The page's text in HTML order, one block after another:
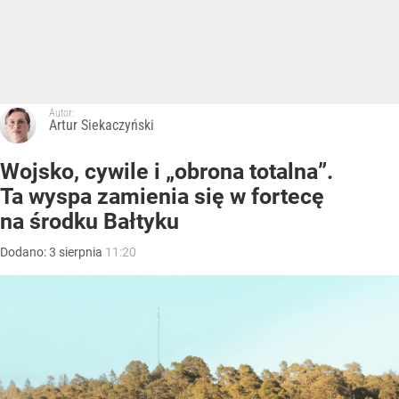
Autor:
Artur Siekaczyński
Wojsko, cywile i „obrona totalna”.
Ta wyspa zamienia się w fortecę
na środku Bałtyku
Dodano:3 sierpnia 11:20